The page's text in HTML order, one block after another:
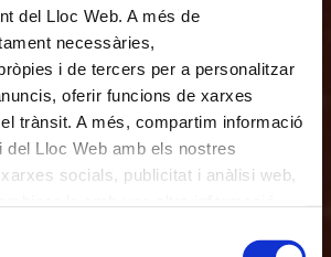
del Lloc Web. A més de
necessàries,
i de tercers per a personalitzar
oferir funcions de xarxes
trànsit. A més, compartim informació
del Lloc Web amb els nostres
socials, publicitat i anàlisi web,